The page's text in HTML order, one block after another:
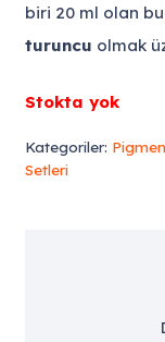
biri 20 ml olan
turuncu olmak
Stokta yok
Kategoriler:
Setleri